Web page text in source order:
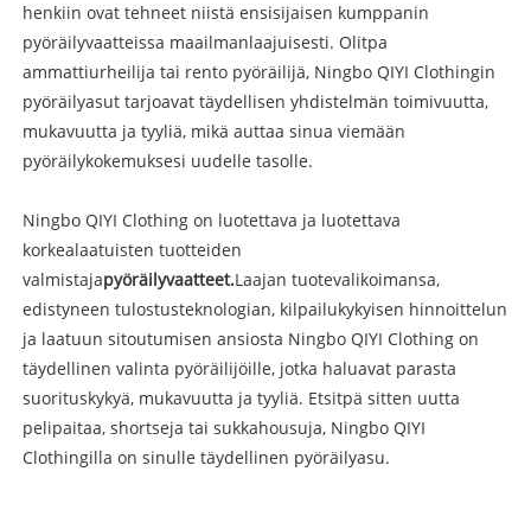
henkiin ovat tehneet niistä ensisijaisen kumppanin
pyöräilyvaatteissa maailmanlaajuisesti. Olitpa
ammattiurheilija tai rento pyöräilijä, Ningbo QIYI Clothingin
pyöräilyasut tarjoavat täydellisen yhdistelmän toimivuutta,
mukavuutta ja tyyliä, mikä auttaa sinua viemään
pyöräilykokemuksesi uudelle tasolle.
Ningbo QIYI Clothing on luotettava ja luotettava
korkealaatuisten tuotteiden
valmistajapyöräilyvaatteet.Laajan tuotevalikoimansa,
edistyneen tulostusteknologian, kilpailukykyisen hinnoittelun
ja laatuun sitoutumisen ansiosta Ningbo QIYI Clothing on
täydellinen valinta pyöräilijöille, jotka haluavat parasta
suorituskykyä, mukavuutta ja tyyliä. Etsitpä sitten uutta
pelipaitaa, shortseja tai sukkahousuja, Ningbo QIYI
Clothingilla on sinulle täydellinen pyöräilyasu.